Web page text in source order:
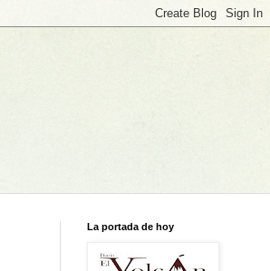
La portada de hoy